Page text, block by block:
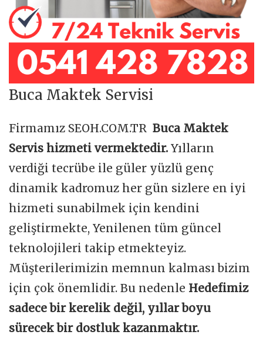
Buca Maktek Servisi
Firmamız SEOH.COM.TR Buca Maktek
Servis hizmeti vermektedir. Yılların
verdiği tecrübe ile güler yüzlü genç
dinamik kadromuz her gün sizlere en iyi
hizmeti sunabilmek için kendini
geliştirmekte, Yenilenen tüm güncel
teknolojileri takip etmekteyiz.
Müşterilerimizin memnun kalması bizim
için çok önemlidir. Bu nedenle Hedefimiz
sadece bir kerelik değil, yıllar boyu
sürecek bir dostluk kazanmaktır.